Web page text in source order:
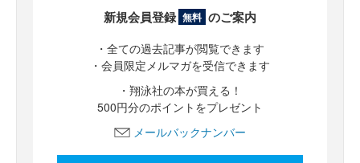
新規会員登録 無料 のご案内
・全ての過去記事が閲覧できます
・会員限定メルマガを受信できます
・翔泳社の本が買える！
500円分のポイントをプレゼント
メールバックナンバー